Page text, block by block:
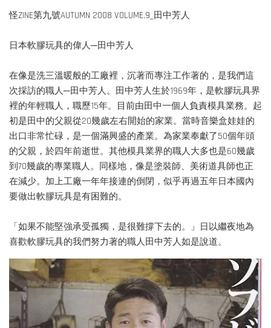
怪ZINE第九號AUTUMN 2008 VOLUME.9_田中芳人
日本軟膠玩具的偉人─田中芳人
在像是洗三溫暖般的工廠裡，沉著而專注工作著的，是我們這
次採訪的職人─田中芳人。田中芳人生於1969年，是軟膠玩具界
裡的年輕職人，職歷15年。目前由田中一個人負責模具業務。起
初是田中的父親從20幾歲左右開始的家業。當時音樂盒娃娃的
出口非常忙碌，是一個滿興盛的產業。為家業奉獻了50個年頭
的父親，於四年前逝世。其他模具業界的職人大多也是60幾歲
到70幾歲的專業職人。同樣地，像是塗裝師、美術道具師也正
在減少。加上工廠一年年接連的倒閉，似乎再過五年日本國內
要做出軟膠玩具是有困難的。
「如果不能堅強承受孤獨，是很難撐下去的。」日以繼夜地為
喜歡軟膠玩具的我們努力著的職人田中芳人如是說道。